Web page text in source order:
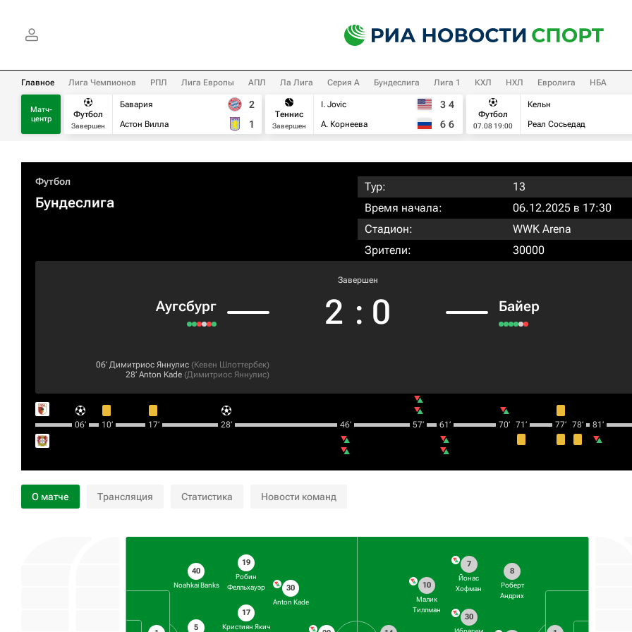
Главное Лига Чемпионов РПЛ Лига Европы АПЛ Ла Лига Серия А Бундеслига Лига 1 КХЛ НХЛ Евролига НБА
Матч-
центр
Футбол
Завершен
Бавария
Астон Вилла
2
1
Теннис
Завершен
I. Jovic
А. Корнеева
3 4
6 6
Футбол
07.08 19:00
Кельн
Реал Сосьедад
Футбол
Бундеслига
Тур:
13
Время начала:
06.12.2025 в 17:30
Стадион:
WWK Arena
Зрители:
30000
Аугсбург
Завершен
2 : 0 Байер
06‎’‎ Димитриос Яннулис (Кевен Шлоттербек)
28‎’‎ Anton Kade (Димитриос Яннулис)
06‎’‎ 10‎’‎ 17‎’‎ 28‎’‎ 46‎’‎ 57‎’‎ 61‎’‎ 70‎’‎ 71‎’‎ 77‎’‎ 78‎’‎ 81‎’‎
О матче Трансляция Статистика Новости команд
40
Noahkai Banks
5
19
Робин
Фелльхауэр
17
Кристиян Якич
30
Anton Kade
8
Роберт
Андрих
7
Йонас
Хофман
30
10
Малик
Тиллман